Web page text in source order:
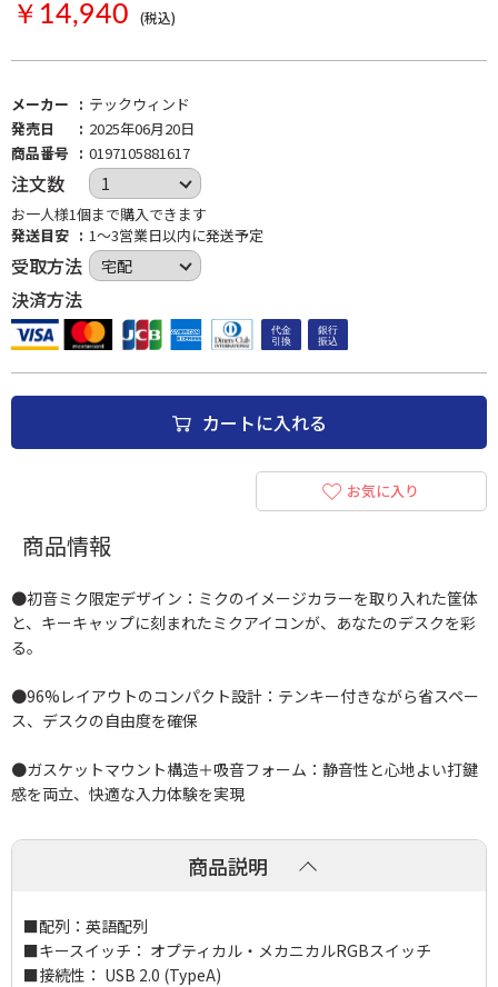
￥14,940 (税込)
メーカー
テックウィンド
発売日
2025年06月20日
商品番号
0197105881617
注文数
お一人様1個まで購入できます
発送目安
1～3営業日以内に発送予定
受取方法
決済方法
カートに入れる
お気に入り
商品情報
●初音ミク限定デザイン：ミクのイメージカラーを取り入れた筐体
と、キーキャップに刻まれたミクアイコンが、あなたのデスクを彩
る。
●96%レイアウトのコンパクト設計：テンキー付きながら省スペー
ス、デスクの自由度を確保
●ガスケットマウント構造＋吸音フォーム：静音性と心地よい打鍵
感を両立、快適な入力体験を実現
商品説明
■配列：英語配列
■キースイッチ： オプティカル・メカニカルRGBスイッチ
■接続性： USB 2.0 (TypeA)